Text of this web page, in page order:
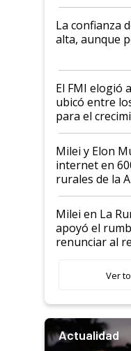
kirchnerismo
plata a un hijo
Juan Félix
que de una
de Milei
La confianza
alta, aunque
El FMI elogió
ubicó entre
para el
Milei y Elon
internet en
rurales de la
a un acuerdo
Milei en La
apoyó el
renunciar al
Ver
Actualidad